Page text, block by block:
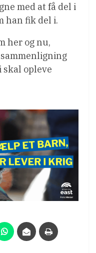
med at få del i
han fik del i.
her og nu,
skal opleve